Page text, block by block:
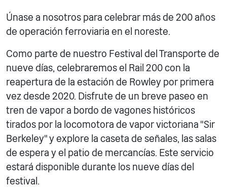
Únase a nosotros para celebrar más de 200 años
de operación ferroviaria en el noreste.
Como parte de nuestro Festival del Transporte de
nueve días, celebraremos el Rail 200 con la
reapertura de la estación de Rowley por primera
vez desde 2020. Disfrute de un breve paseo en
tren de vapor a bordo de vagones históricos
tirados por la locomotora de vapor victoriana "Sir
Berkeley" y explore la caseta de señales, las salas
de espera y el patio de mercancías. Este servicio
estará disponible durante los nueve días del
festival.